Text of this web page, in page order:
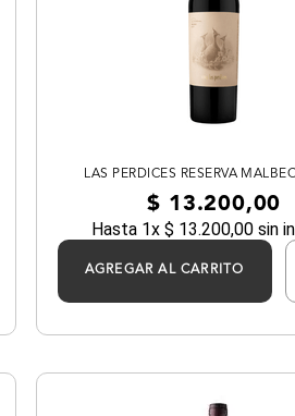
LAS PERDICES RESERVA
$ 13.200,00
Hasta 1x$ 13.200,00 sin
AGREGAR AL CARRITO